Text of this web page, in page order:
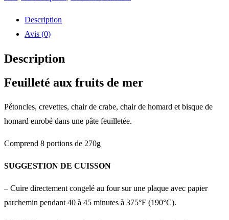
Description
Avis (0)
Description
Feuilleté aux fruits de mer
Pétoncles, crevettes, chair de crabe, chair de homard et bisque de
homard enrobé dans une pâte feuilletée.
Comprend 8 portions de 270g
SUGGESTION DE CUISSON
– Cuire directement congelé au four sur une plaque avec papier
parchemin pendant 40 à 45 minutes à 375°F (190°C).